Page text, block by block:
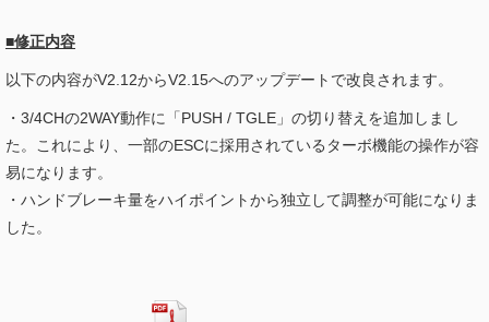
■修正内容
以下の内容がV2.12からV2.15へのアップデートで改良されます。
・3/4CHの2WAY動作に「PUSH / TGLE」の切り替えを追加しまし
た。これにより、一部のESCに採用されているターボ機能の操作が容
易になります。
・ハンドブレーキ量をハイポイントから独立して調整が可能になりま
した。